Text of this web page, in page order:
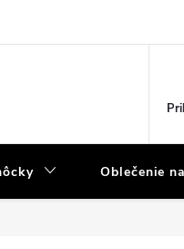
Oblečenie